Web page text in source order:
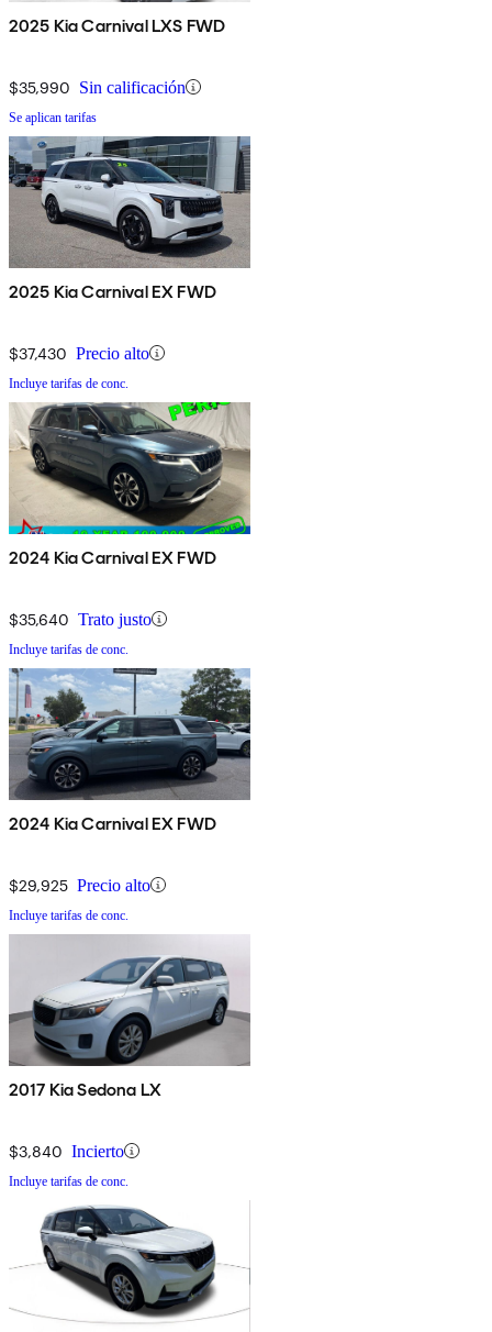
2025 Kia Carnival LXS FWD
$35,990 Sin calificación
Se aplican tarifas
2025 Kia Carnival EX FWD
$37,430 Precio alto
Incluye tarifas de conc.
2024 Kia Carnival EX FWD
$35,640 Trato justo
Incluye tarifas de conc.
2024 Kia Carnival EX FWD
$29,925 Precio alto
Incluye tarifas de conc.
2017 Kia Sedona LX
$3,840 Incierto
Incluye tarifas de conc.